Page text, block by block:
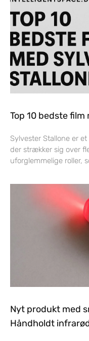
Top 10 bedste
Sylvester Stallone er
der strækker sig over
uforglemmelige roller,
Nyt produkt med
Håndholdt